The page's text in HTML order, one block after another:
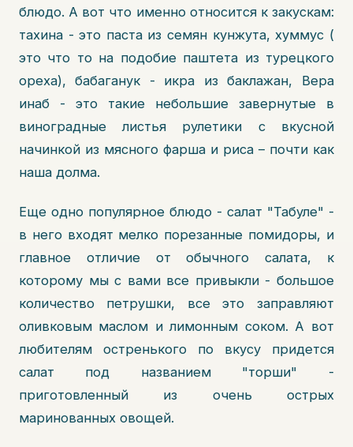
блюдо. А вот что именно относится к закускам:
тахина - это паста из семян кунжута, хуммус (
это что то на подобие паштета из турецкого
ореха), бабаганук - икра из баклажан, Вера
инаб - это такие небольшие завернутые в
виноградные листья рулетики с вкусной
начинкой из мясного фарша и риса – почти как
наша долма.
Еще одно популярное блюдо - салат "Табуле" -
в него входят мелко порезанные помидоры, и
главное отличие от обычного салата, к
которому мы с вами все привыкли - большое
количество петрушки, все это заправляют
оливковым маслом и лимонным соком. А вот
любителям остренького по вкусу придется
салат под названием "торши" -
приготовленный из очень острых
маринованных овощей.